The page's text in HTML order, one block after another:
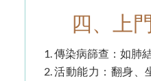
四、上
傳染病篩查：如肺結
活動能力：翻身、